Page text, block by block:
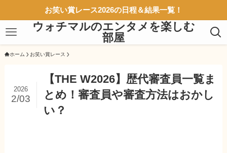
お笑い賞レース2026の日程＆結果一覧！
ウォチマルのエンタメを楽しむ
部屋
ホーム お笑い賞レース
【THE W2026】歴代審査員一覧ま
とめ！審査員や審査方法はおかし
い？
2026
2/03